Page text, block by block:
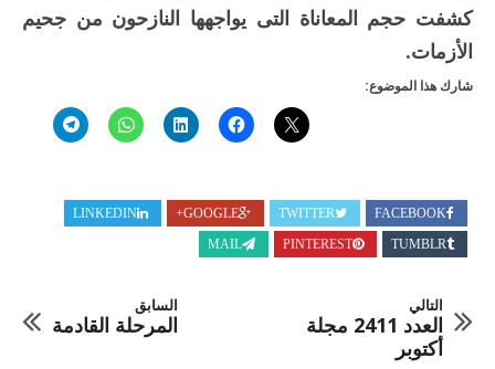
كشفت حجم المعاناة التى يواجهها النازحون من جحيم
الأزمات.
شارك هذا الموضوع:
FACEBOOK
TWITTER
GOOGLE+
LINKEDIN
TUMBLR
PINTEREST
MAIL
السابق
المرحلة القادمة
التالي
العدد 2411 مجلة
أكتوبر